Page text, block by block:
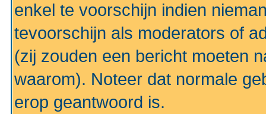
enkel te voorschijn indien
tevoorschijn als moderators of
(zij zouden een bericht moeten
waarom). Noteer dat normale
erop geantwoord is.